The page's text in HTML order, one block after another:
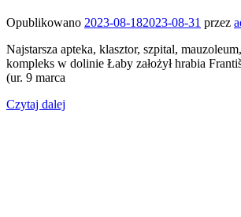
Opublikowano 2023-08-182023-08-31 przez
Najstarsza apteka, klasztor, szpital,
kompleks w dolinie Łaby założył hrabia
(ur. 9 marca
Czytaj dalej